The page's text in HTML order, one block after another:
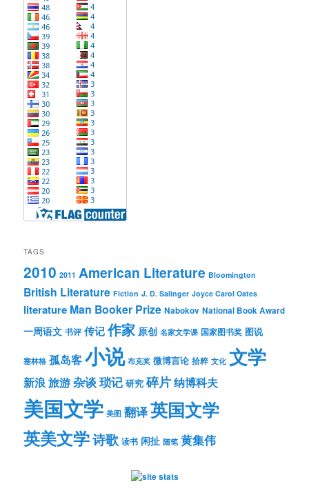
TAGS
2010 2011 American Literature Bloomington
British Literature Fiction J. D. Salinger Joyce Carol Oates
literature Man Booker Prize Nabokov National Book Award
一周语文 书评 传记作家 原创 名家文学课 国家图书奖 图说
塞林格 孤岛客小说 布克奖 微博言论 拾粹 文化 文学
新浪旅游杂谈琐记 研究 碎片纳博科夫
美国文学 美图 翻译英国文学
英美文学诗歌 读书 闲扯 随笔 黄集伟